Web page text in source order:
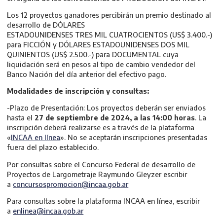
Los 12 proyectos ganadores percibirán un premio destinado al
desarrollo de DÓLARES
ESTADOUNIDENSES TRES MIL CUATROCIENTOS (US$ 3.400.-)
para FICCIÓN y DÓLARES ESTADOUNIDENSES DOS MIL
QUINIENTOS (US$ 2.500.-) para DOCUMENTAL cuya
liquidación será en pesos al tipo de cambio vendedor del
Banco Nación del día anterior del efectivo pago.
Modalidades de inscripción y consultas:
-Plazo de Presentación: Los proyectos deberán ser enviados
hasta el 27 de septiembre de 2024, a las 14:00 horas. La
inscripción deberá realizarse es a través de la plataforma
«INCAA en línea». No se aceptarán inscripciones presentadas
fuera del plazo establecido.
Por consultas sobre el Concurso Federal de desarrollo de
Proyectos de Largometraje Raymundo Gleyzer escribir
a concursospromocion@incaa.gob.ar
Para consultas sobre la plataforma INCAA en línea, escribir
a enlinea@incaa.gob.ar